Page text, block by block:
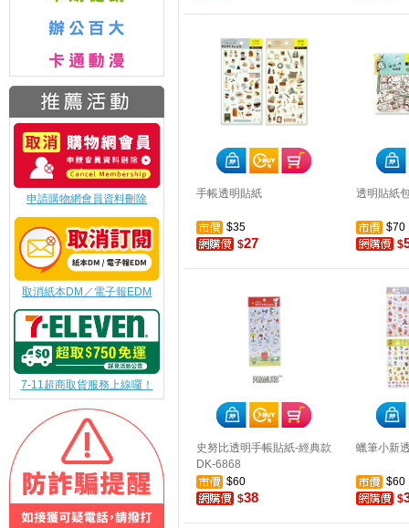
申請購物網會員資料刪除
取消紙本DM／電子報EDM
7-11超商取貨服務上線囉！
手帳透明貼紙
$35
$27
透明貼紙
$70
$
史努比透明手帳貼紙-經典款
DK-6868
$60
$38
蠟筆小新
$60
$